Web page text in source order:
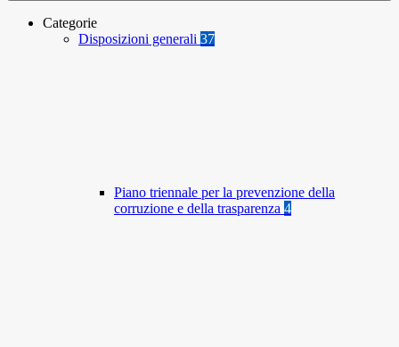
Categorie
Disposizioni generali 37
Piano triennale per la prevenzione della
corruzione e della trasparenza 4